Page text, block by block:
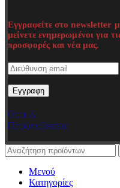
Εγγραφείτε στο newsletter
μείνετε ενημερωμένοι για
προσφορές και νέα μας.
Όροι &
Προϋποθέσεις
Μενού
Κατηγορίες